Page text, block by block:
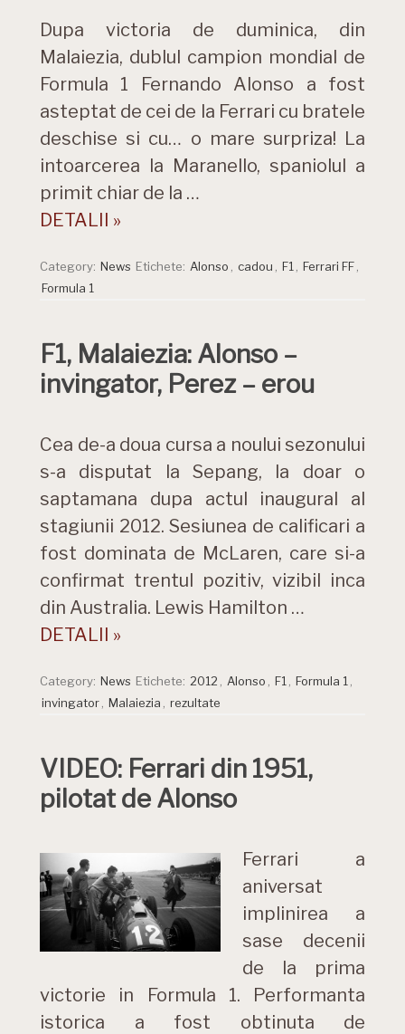
Dupa victoria de duminica, din
Malaiezia, dublul campion mondial de
Formula 1 Fernando Alonso a fost
asteptat de cei de la Ferrari cu bratele
deschise si cu… o mare surpriza! La
intoarcerea la Maranello, spaniolul a
primit chiar de la …
DETALII »
Category: News Etichete: Alonso cadou F1 Ferrari FF
Formula 1
F1, Malaiezia: Alonso –
invingator, Perez – erou
Cea de-a doua cursa a noului sezonului
s-a disputat la Sepang, la doar o
saptamana dupa actul inaugural al
stagiunii 2012. Sesiunea de calificari a
fost dominata de McLaren, care si-a
confirmat trentul pozitiv, vizibil inca
din Australia. Lewis Hamilton …
DETALII »
Category: News Etichete: 2012 Alonso F1 Formula 1
invingator
Malaiezia rezultate
VIDEO: Ferrari din 1951,
pilotat de Alonso
Ferrari a
aniversat
implinirea a
sase decenii
de la prima
victorie in Formula 1. Performanta
istorica a fost obtinuta de